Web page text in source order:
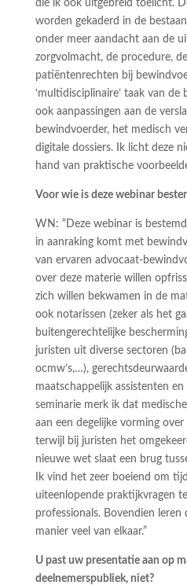
die ik ook uitgebreid toelicht.
worden gekaderd in de
onder meer aandacht aan de
zorgvolmacht, de procedure,
patiëntenrechten bij
‘multidisciplinaire’ taak van de
ook aanpassingen aan de
bewindvoerder, het medisch
digitale dossiers. Ik licht deze
hand van praktische
Voor wie is deze webinar
WN: “Deze webinar is
in aanraking komt met
van ervaren advocaat-
over deze materie willen
zich willen bekwamen in de
ook notarissen (zeker als het
buitengerechtelijke
juristen uit diverse sectoren
ocmw’s,…),
maatschappelijk assistenten
seminarie merk ik dat
aan een degelijke vorming
terwijl bij juristen het
nieuwe wet slaat een brug
Ik vind het zeer boeiend om
uiteenlopende praktijkvragen
professionals. Bovendien leren
manier veel van elkaar.”
U past uw presentatie aan op
deelnemerspubliek, niet?